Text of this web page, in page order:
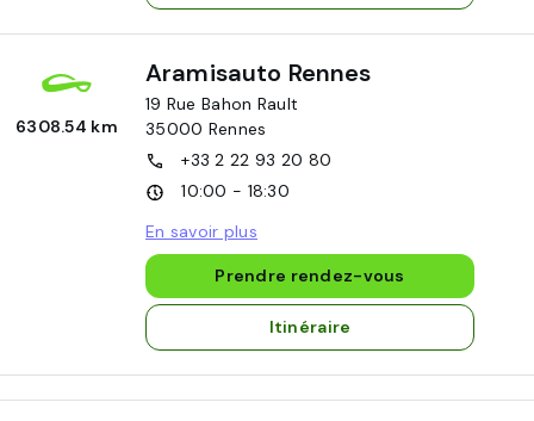
6308.54 km
Aramisauto Rennes
19 Rue Bahon Rault
35000 Rennes
+33 2 22 93 20 80
10:00 - 18:30
En savoir plus
Prendre rendez-vous
Itinéraire